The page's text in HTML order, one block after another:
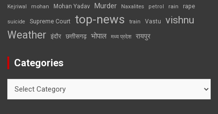
Kejriwal mohan Mohan Yadav Murder Naxalites petrol rain rape
suicide Supreme Court top-news train Vastu vishnu
Weather इंदौर छत्तीसगढ़ भोपाल मध्य प्रदेश रायपुर
Categories